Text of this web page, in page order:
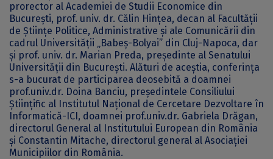
prorector al Academiei de Studii Economice din
București, prof. univ. dr. Călin Hințea, decan al Facultății
de Științe Politice, Administrative și ale Comunicării din
cadrul Universității „Babeș-Bolyai” din Cluj-Napoca, dar
și prof. univ. dr. Marian Preda, președinte al Senatului
Universității din București. Alături de aceștia, conferința
s-a bucurat de participarea deosebită a doamnei
prof.univ.dr. Doina Banciu, președintele Consiliului
Științific al Institutul Național de Cercetare Dezvoltare în
Informatică-ICI, doamnei prof.univ.dr. Gabriela Drăgan,
directorul General al Institutului European din România
și Constantin Mitache, directorul general al Asociației
Municipiilor din România.